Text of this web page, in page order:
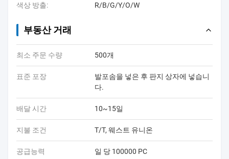
색상 방출: R/B/G/Y/O/W
부동산 거래
최소 주문 수량 500개
표준 포장
발포솜을 넣은 후 판지 상자에 넣습니
다.
배달 시간 10~15일
지불 조건 T/T, 웨스트 유니온
공급능력 일 당 100000 PC